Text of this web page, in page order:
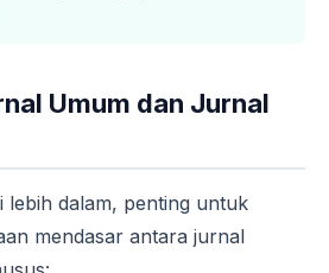
Umum dan Jurnal
lebih dalam, penting untuk
mendasar antara jurnal